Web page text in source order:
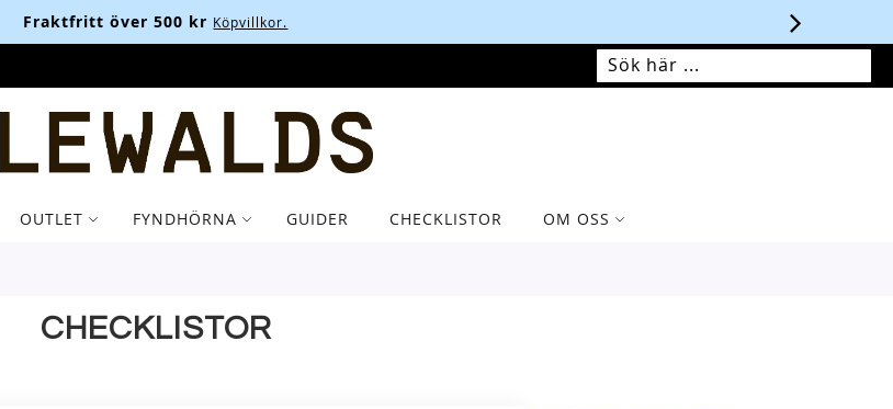
Fraktfritt över 500 kr Köpvillkor.
SÖK SÖK
MIN VARUKORG
OUTLET FYNDHÖRNA GUIDER CHECKLISTOR OM OSS
CHECKLISTOR